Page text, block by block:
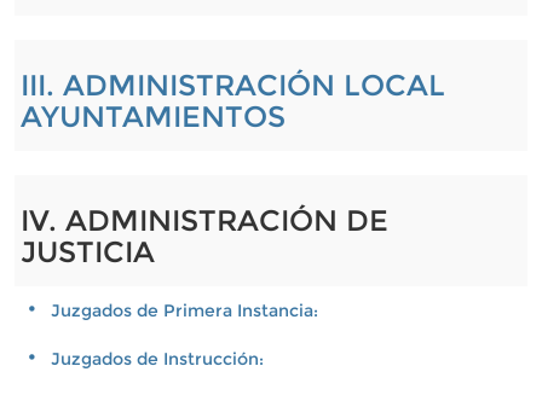
III. ADMINISTRACIÓN LOCAL
AYUNTAMIENTOS
IV. ADMINISTRACIÓN DE
JUSTICIA
Juzgados de Primera Instancia:
Juzgados de Instrucción: